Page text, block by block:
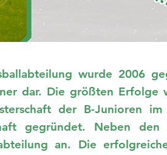
wurde 2006
dar. Die größten Erfolge
der B-Junioren
gegründet. Neben den
an. Die